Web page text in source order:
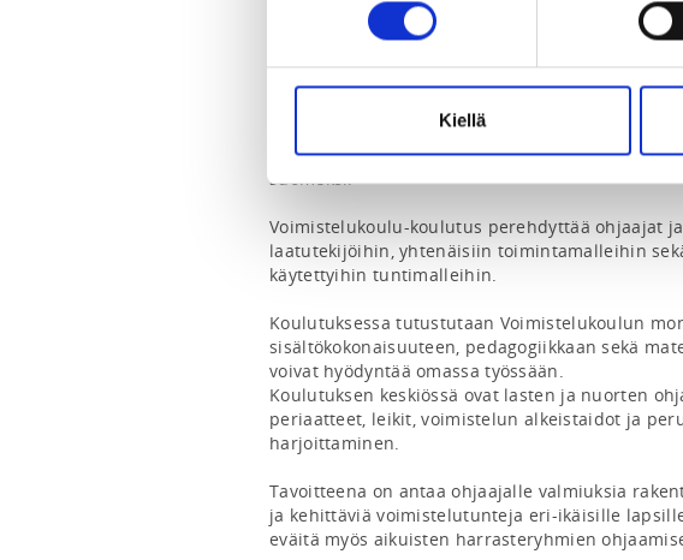
Kiellä
Ida Björkman
Huom! Koulutuskieli koulutuksessa on ruotsi,
suomeksi.
Voimistelukoulu-koulutus perehdyttää ohjaajat
laatutekijöihin, yhtenäisiin toimintamalleihin
käytettyihin tuntimalleihin.
Koulutuksessa tutustutaan Voimistelukoulun
sisältökokonaisuuteen, pedagogiikkaan sekä
voivat hyödyntää omassa työssään.
Koulutuksen keskiössä ovat lasten ja nuorten
periaatteet, leikit, voimistelun alkeistaidot ja
harjoittaminen.
Tavoitteena on antaa ohjaajalle valmiuksia
ja kehittäviä voimistelutunteja eri-ikäisille
eväitä myös aikuisten harrasteryhmien